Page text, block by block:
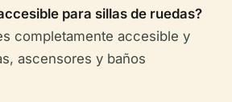
para sillas de ruedas?
completamente accesible y
ascensores y baños